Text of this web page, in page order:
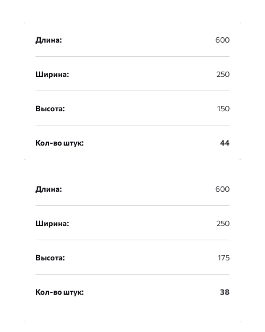
Длина: 600
Ширина: 250
Высота: 150
Кол-во штук: 44
Длина: 600
Ширина: 250
Высота: 175
Кол-во штук: 38